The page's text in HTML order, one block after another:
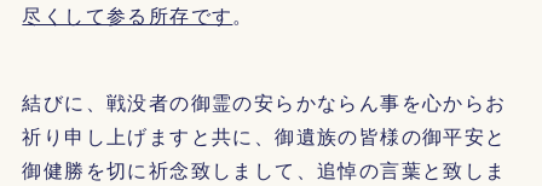
尽くして参る所存です。
結びに、戦没者の御霊の安らかならん事を心からお
祈り申し上げますと共に、御遺族の皆様の御平安と
御健勝を切に祈念致しまして、追悼の言葉と致しま